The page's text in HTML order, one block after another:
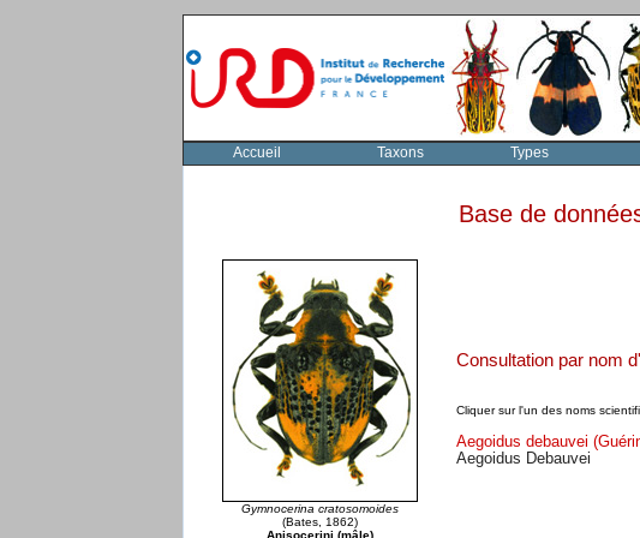
Accueil Taxons Types
Base de
Gymnocerina cratosomoides
(Bates, 1862)
Anisocerini (mâle)
Consultation par nom
Cliquer sur l'un des noms
Aegoidus debauvei
Aegoidus Debauvei